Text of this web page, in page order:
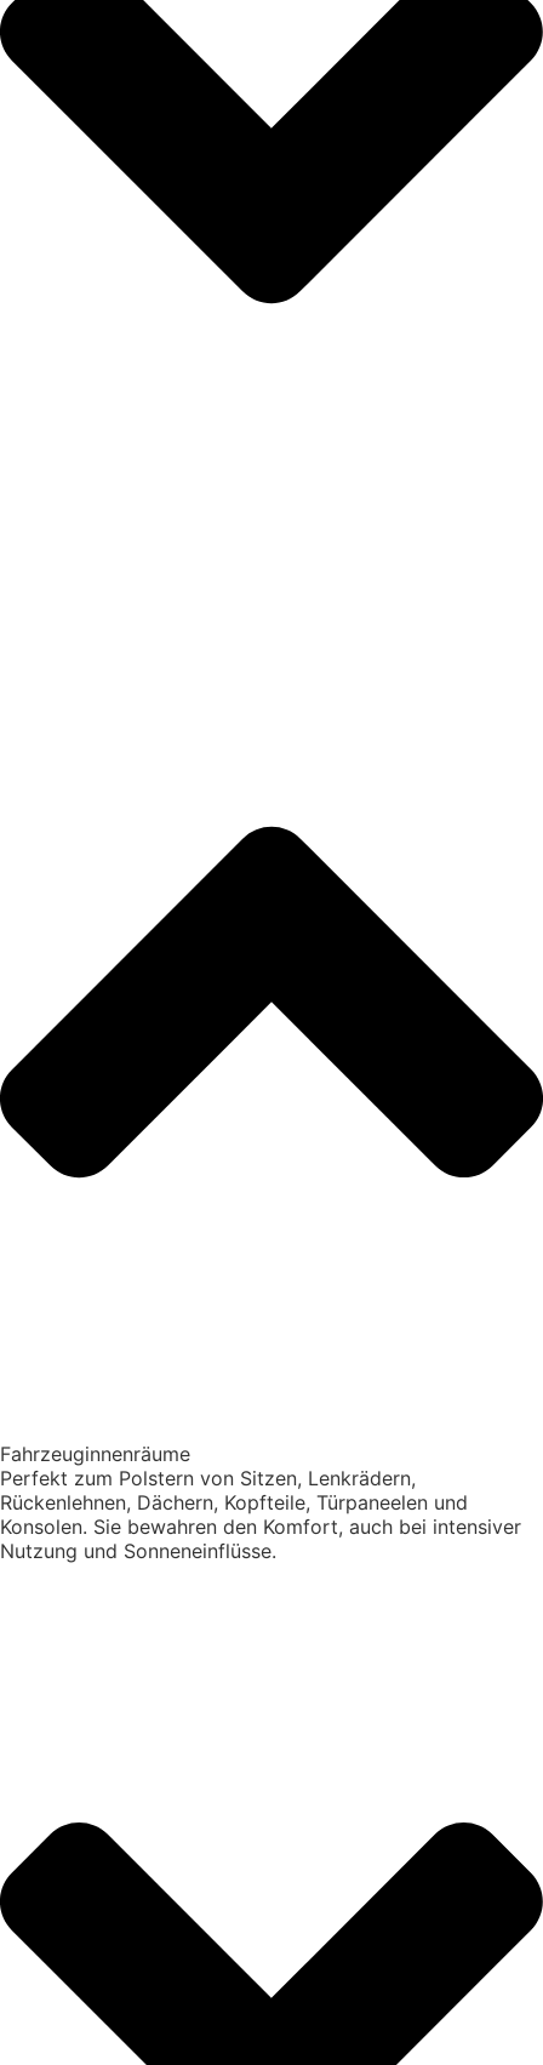
Fahrzeuginnenräume
Perfekt zum Polstern von Sitzen, Lenkrädern,
Rückenlehnen, Dächern, Kopfteile, Türpaneelen und
Konsolen. Sie bewahren den Komfort, auch bei intensiver
Nutzung und Sonneneinflüsse.